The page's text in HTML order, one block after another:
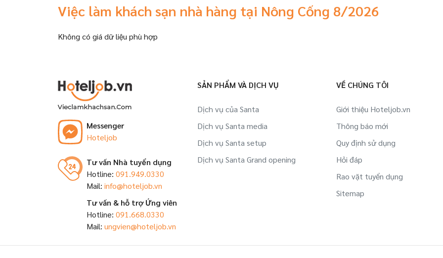
Việc làm khách sạn nhà hàng tại Nông Cống 8/2026
Không có giá dữ liệu phù hợp
Messenger
Hoteljob
Tư vấn Nhà tuyển dụng
Hotline: 091.949.0330
Mail: info@hoteljob.vn
Tư vấn & hỗ trợ Ứng viên
Hotline: 091.668.0330
Mail: ungvien@hoteljob.vn
SẢN PHẨM VÀ DỊCH VỤ
Dịch vụ của Santa
Dịch vụ Santa media
Dịch vụ Santa setup
Dịch vụ Santa Grand opening
VỀ CHÚNG TÔI
Giới thiệu Hoteljob.vn
Thông báo mới
Quy định sử dụng
Hỏi đáp
Rao vặt tuyển dụng
Sitemap